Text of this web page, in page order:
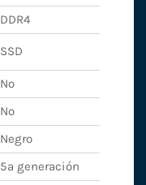
DDR4
SSD
No
No
Negro
5ª generación